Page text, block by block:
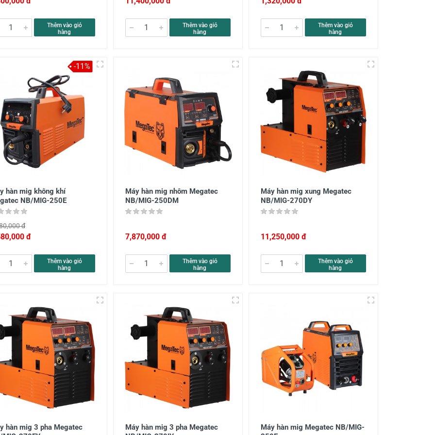
Thêm vào giỏ
hàng
Thêm vào giỏ
hàng
Thêm vào giỏ
hàng
hàn mig không khí
NB/MIG-250E
đ
đ
Thêm vào giỏ
hàng
-11%
Máy hàn mig nhôm Megatec
NB/MIG-250DM
7,870,000 đ
Thêm vào giỏ
hàng
Máy hàn mig xung Megatec
NB/MIG-270DY
11,250,000 đ
Thêm vào giỏ
hàng
hàn mig 3 pha Megatec
Máy hàn mig 3 pha Megatec
Máy hàn mig Megatec NB/MIG-